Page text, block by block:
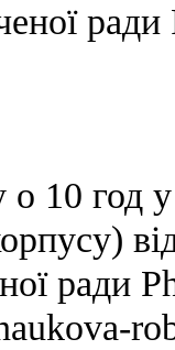
о 10 год у
ради